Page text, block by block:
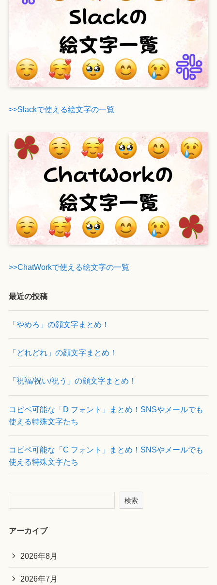
>>Slackで使える絵文字の一覧
>>ChatWorkで使える絵文字の一覧
最近の投稿
「やめろ」の顔文字まとめ！
「どれどれ」の顔文字まとめ！
「祝福/祝い/祝う」の顔文字まとめ！
コピペ可能な「D フォント」まとめ！SNSやメールでも
使える特殊文字たち
コピペ可能な「C フォント」まとめ！SNSやメールでも
使える特殊文字たち
検索
アーカイブ
2026年8月
2026年7月